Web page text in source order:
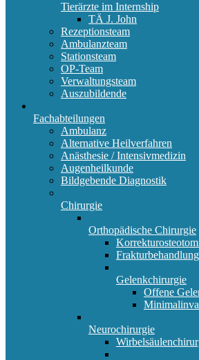
Tierärzte im Internship
TÄ J. John
Rezeptionsteam
Ambulanzteam
Stationsteam
OP-Team
Verwaltungsteam
Auszubildende
Fachabteilungen
Ambulanz
Alternative Heilverfahren
Anästhesie / Intensivmedizin
Augenheilkunde
Bildgebende Diagnostik
Chirurgie
Orthopädische Chirurgie
Gelenkchirurgie
Offene
Neurochirurgie